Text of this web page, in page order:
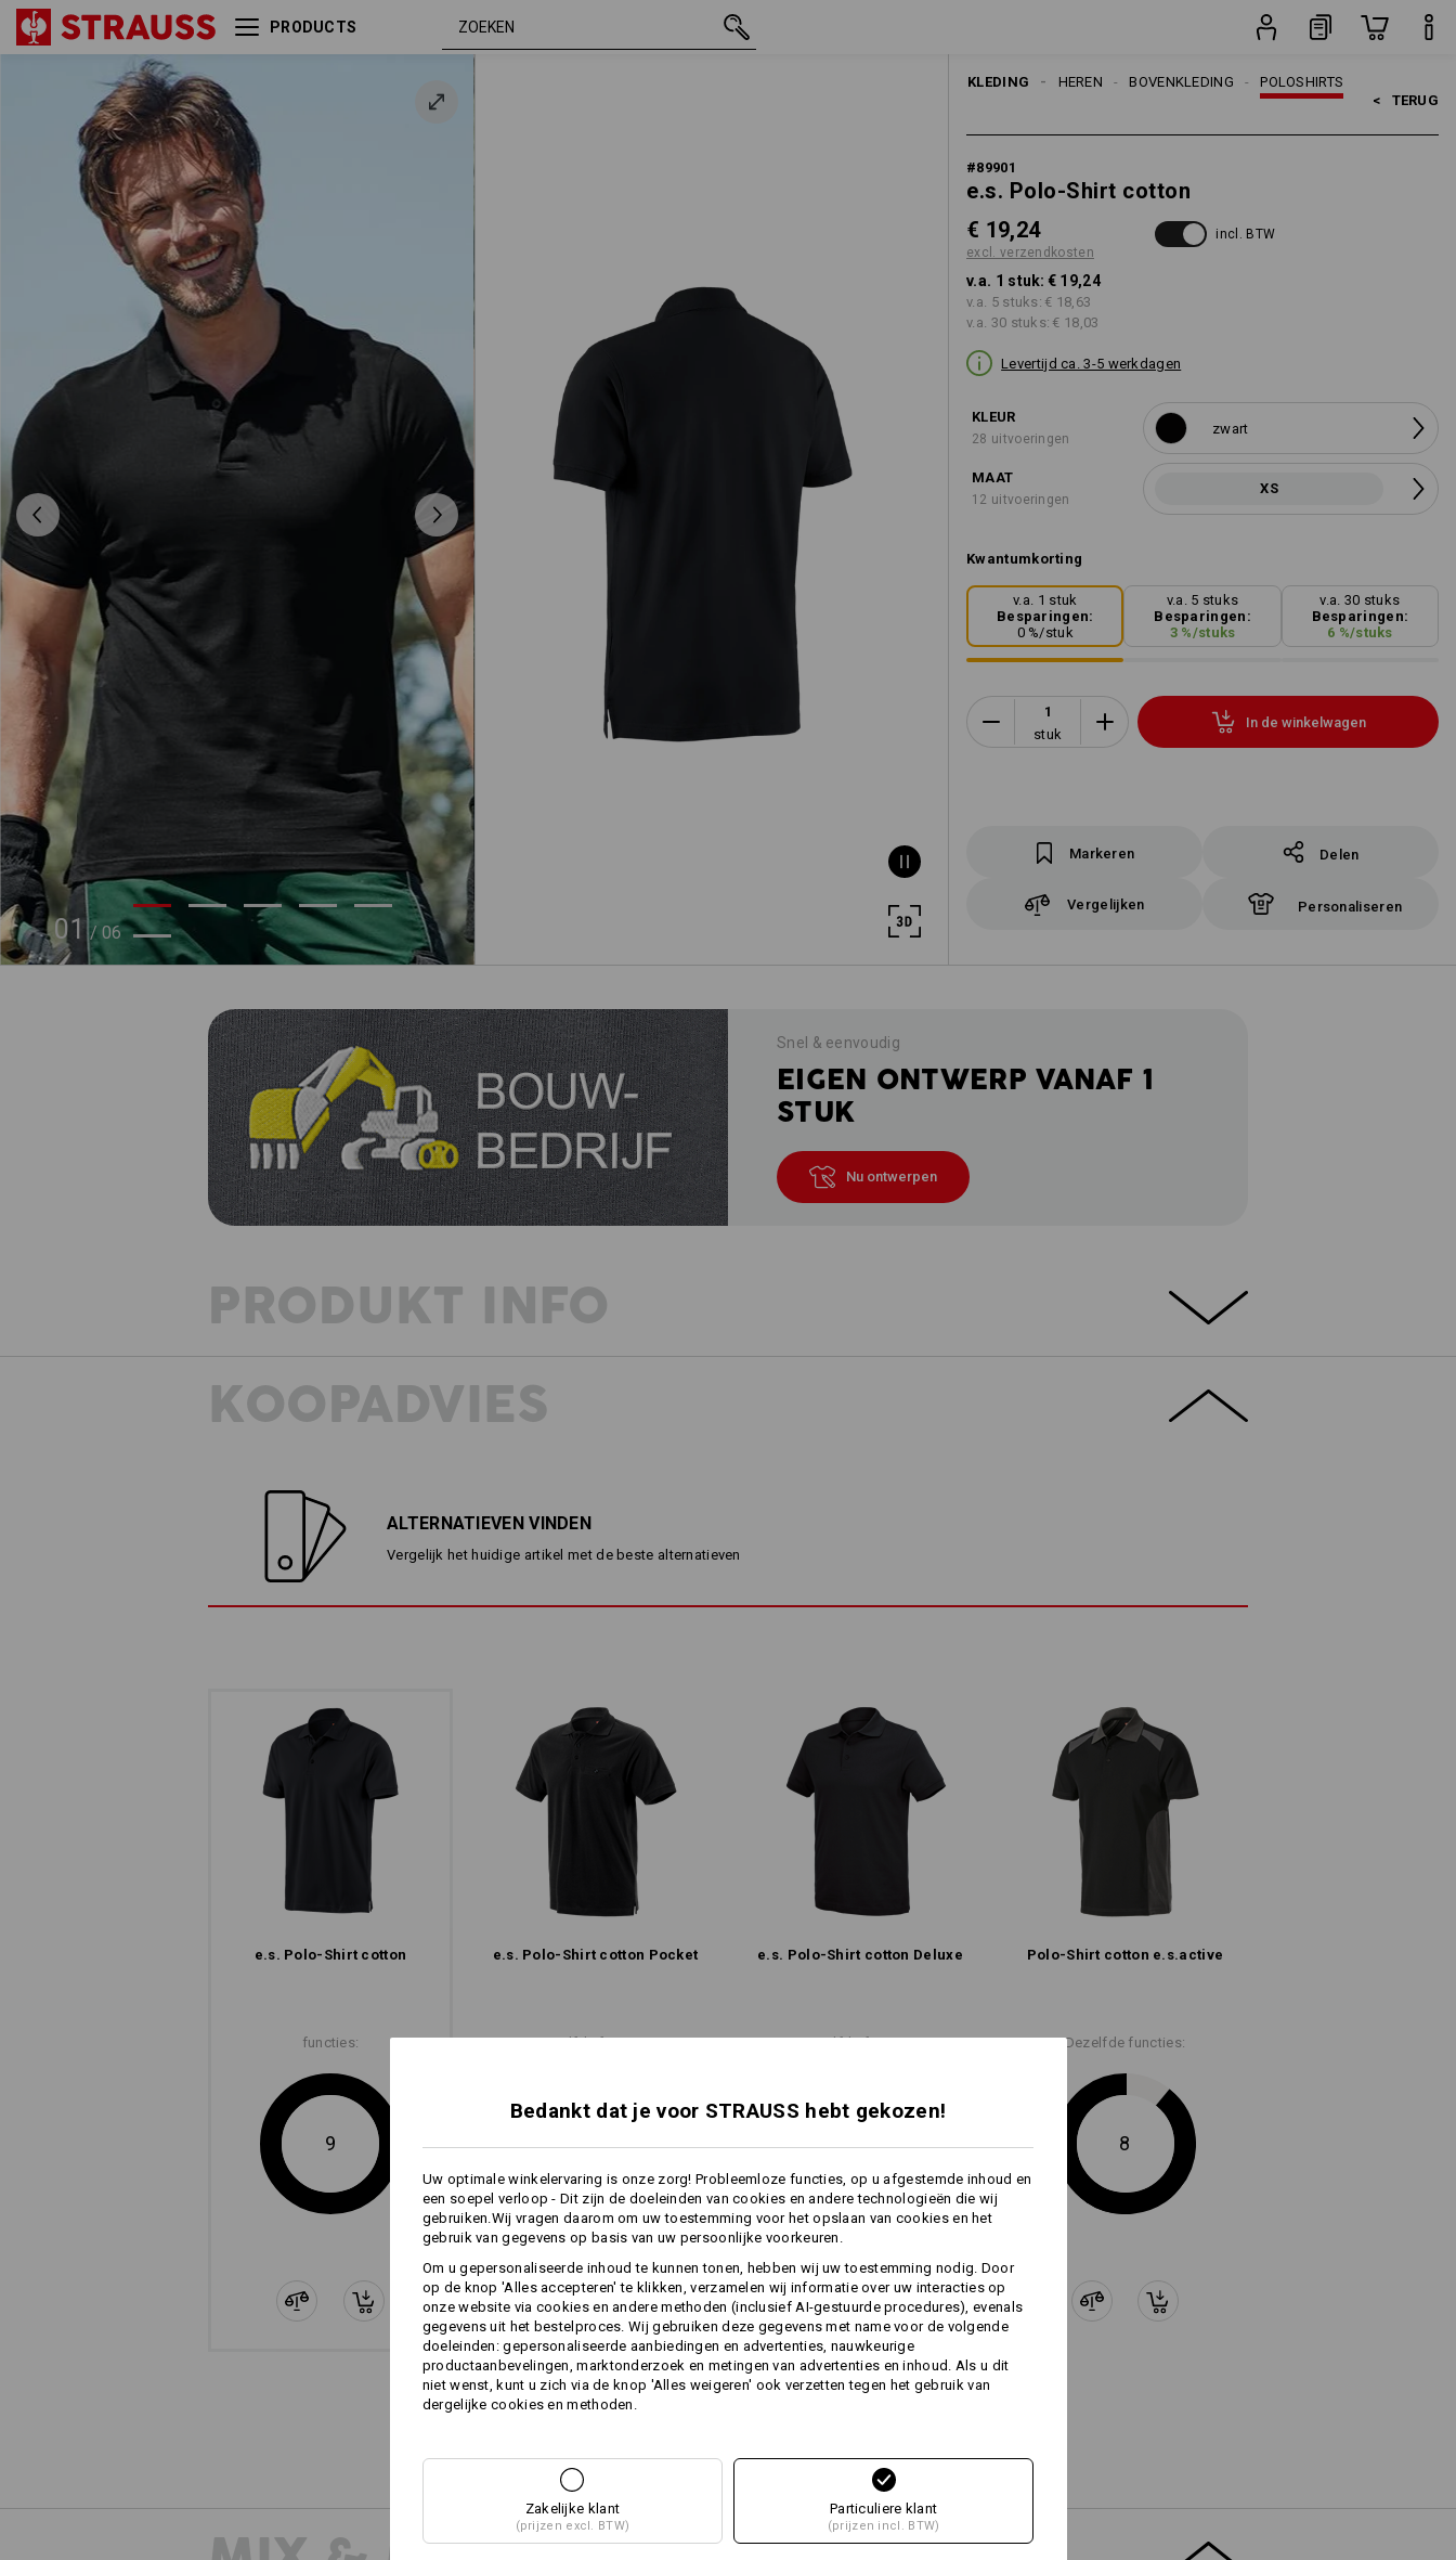
PRODUCTS
01 / 06
KLEDING POLOSHIRTS
BOVENKLEDING
HEREN
< TERUG
#89901
e.s. Polo-Shirt cotton
€ 19,24
excl. verzendkosten
incl. BTW
v.a. 1 stuk: € 19,24
v.a. 5 stuks: € 18,63
v.a. 30 stuks: € 18,03
Levertijd ca. 3-5 werkdagen
KLEUR
28 uitvoeringen
zwart
MAAT
12 uitvoeringen
XS
Kwantumkorting
v.a. 1 stuk
Besparingen:
0%/stuk
v.a. 5 stuks
Besparingen:
3 %/stuks
v.a. 30 stuks
Besparingen:
6 %/stuks
stuk
In de winkelwagen
Markeren Delen
Vergelijken Personaliseren
e.s. Polo-Shirt cotton zwart XS € 19,24
Snel & eenvoudig
EIGEN ONTWERP VANAF 1
STUK
Nu ontwerpen
PRODUKT INFO
Bovenmateriaal
Let alstublieft op bij de maatbepaling:
Zuiver katoen kan 3-5% krimpen.
Personalisatie:
KOOPADVIES
ALTERNATIEVEN VINDEN
Vergelijk het huidige artikel met de beste alternatieven
e.s. Polo-Shirt cotton
functies:
9
e.s. Polo-Shirt cotton Pocket e.s. Polo-Shirt cotton Deluxe Polo-Shirt cotton e.s.​active
Dezelfde functies:
9
+2 andere functies
Dezelfde functies:
8
+1 andere functie
Dezelfde functies:
8
Bedankt dat je voor STRAUSS hebt gekozen!
Uw optimale winkelervaring is onze zorg! Probleemloze functies, op u afgestemde inhoud en
een soepel verloop - Dit zijn de doeleinden van cookies en andere technologieën die wij
gebruiken.Wij vragen daarom om uw toestemming voor het opslaan van cookies en het
gebruik van gegevens op basis van uw persoonlijke voorkeuren.
Om u gepersonaliseerde inhoud te kunnen tonen, hebben wij uw toestemming nodig. Door
op de knop 'Alles accepteren' te klikken, verzamelen wij informatie over uw interacties op
onze website via cookies en andere methoden (inclusief AI-gestuurde procedures), evenals
gegevens uit het bestelproces. Wij gebruiken deze gegevens met name voor de volgende
doeleinden: gepersonaliseerde aanbiedingen en advertenties, nauwkeurige
productaanbevelingen, marktonderzoek en metingen van advertenties en inhoud. Als u dit
niet wenst, kunt u zich via de knop 'Alles weigeren' ook verzetten tegen het gebruik van
dergelijke cookies en methoden.
Zakelijke klant
(prijzen excl. BTW)
Particuliere klant
(prijzen incl. BTW)